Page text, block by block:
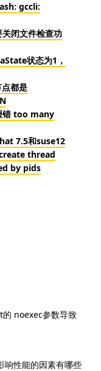
gccli:
闭文件检查功
状态为1，
都是
错 too many
7.5和suse12
thread
by pids
noexec参数导致
响性能的因素有哪些